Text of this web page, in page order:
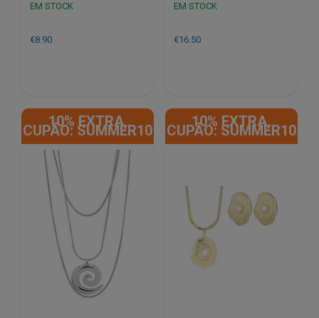
EM STOCK
€8.90
EM STOCK
€16.50
10% EXTRA,
CUPÃO: SUMMER10
10% EXTRA,
CUPÃO: SUMMER10